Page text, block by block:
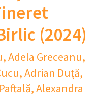
(2024)
,Adela Greceanu,
,Adrian Duță,
,Alexandra